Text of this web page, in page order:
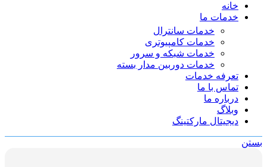
خانه
خدمات ما
خدمات سانترال
خدمات کامپیوتری
خدمات شبکه و سرور
خدمات دوربین مدار بسته
تعرفه خدمات
تماس با ما
درباره ما
وبلاگ
دیجیتال مارکتینگ
بستن